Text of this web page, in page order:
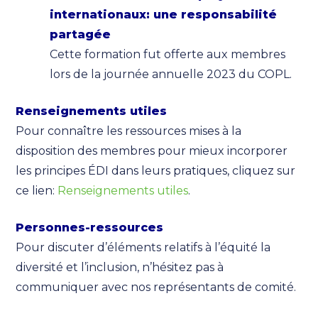
internationaux: une responsabilité
partagée
Cette formation fut offerte aux membres
lors de la journée annuelle 2023 du COPL.
Renseignements utiles
Pour connaître les ressources mises à la
disposition des membres pour mieux incorporer
les principes ÉDI dans leurs pratiques, cliquez sur
ce lien: Renseignements utiles.
Personnes-ressources
Pour discuter d’éléments relatifs à l’équité la
diversité et l’inclusion, n’hésitez pas à
communiquer avec nos représentants de comité.